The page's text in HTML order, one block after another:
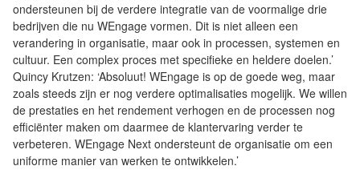
ondersteunen bij de verdere integratie van de voormalige drie
bedrijven die nu WEngage vormen. Dit is niet alleen een
verandering in organisatie, maar ook in processen, systemen en
cultuur. Een complex proces met specifieke en heldere doelen.’
Quincy Krutzen: ‘Absoluut! WEngage is op de goede weg, maar
zoals steeds zijn er nog verdere optimalisaties mogelijk. We willen
de prestaties en het rendement verhogen en de processen nog
efficiënter maken om daarmee de klantervaring verder te
verbeteren. WEngage Next ondersteunt de organisatie om een
uniforme manier van werken te ontwikkelen.’